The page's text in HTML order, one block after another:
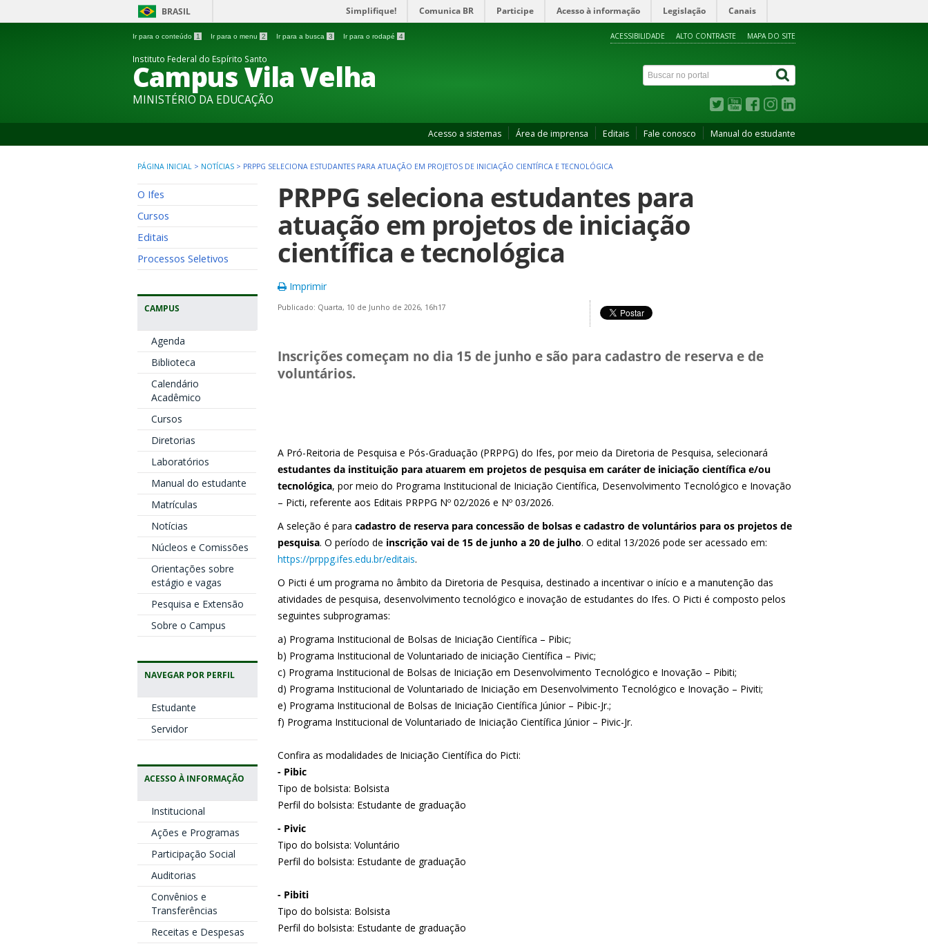
BRASIL Simplifique! Comunica BR Participe Acesso à informação Legislação Canais
Ir para o conteúdo 1 Ir para o menu 2 Ir para a busca 3 Ir para o rodapé 4 ACESSIBILIDADE ALTO CONTRASTE MAPA DO SITE
Instituto Federal do Espírito Santo
Campus Vila Velha
MINISTÉRIO DA EDUCAÇÃO
Acesso a sistemas Área de imprensa Editais Fale conosco Manual do estudante
PÁGINA INICIAL > NOTÍCIAS > PRPPG SELECIONA ESTUDANTES PARA ATUAÇÃO EM PROJETOS DE INICIAÇÃO CIENTÍFICA E TECNOLÓGICA
O Ifes
Cursos
Editais
Processos Seletivos
CAMPUS
Agenda
Biblioteca
Calendário
Acadêmico
Cursos
Diretorias
Laboratórios
Manual do estudante
Matrículas
Notícias
Núcleos e Comissões
Orientações sobre
estágio e vagas
Pesquisa e Extensão
Sobre o Campus
NAVEGAR POR PERFIL
Estudante
Servidor
ACESSO À INFORMAÇÃO
Institucional
Ações e Programas
Participação Social
Auditorias
Convênios e
Transferências
Receitas e Despesas
PRPPG seleciona estudantes para
atuação em projetos de iniciação
científica e tecnológica
Imprimir
Publicado: Quarta, 10 de Junho de 2026, 16h17
Inscrições começam no dia 15 de junho e são para cadastro de reserva e de
voluntários.
A Pró-Reitoria de Pesquisa e Pós-Graduação (PRPPG) do Ifes, por meio da Diretoria de Pesquisa, selecionará
estudantes da instituição para atuarem em projetos de pesquisa em caráter de iniciação científica e/ou
tecnológica, por meio do Programa Institucional de Iniciação Científica, Desenvolvimento Tecnológico e Inovação
– Picti, referente aos Editais PRPPG Nº 02/2026 e Nº 03/2026.
A seleção é para cadastro de reserva para concessão de bolsas e cadastro de voluntários para os projetos de
pesquisa. O período de inscrição vai de 15 de junho a 20 de julho. O edital 13/2026 pode ser acessado em:
https://prppg.ifes.edu.br/editais.
O Picti é um programa no âmbito da Diretoria de Pesquisa, destinado a incentivar o início e a manutenção das
atividades de pesquisa, desenvolvimento tecnológico e inovação de estudantes do Ifes. O Picti é composto pelos
seguintes subprogramas:
a) Programa Institucional de Bolsas de Iniciação Científica – Pibic;
b) Programa Institucional de Voluntariado de iniciação Científica – Pivic;
c) Programa Institucional de Bolsas de Iniciação em Desenvolvimento Tecnológico e Inovação – Pibiti;
d) Programa Institucional de Voluntariado de Iniciação em Desenvolvimento Tecnológico e Inovação – Piviti;
e) Programa Institucional de Bolsas de Iniciação Científica Júnior – Pibic-Jr.;
f) Programa Institucional de Voluntariado de Iniciação Científica Júnior – Pivic-Jr.
Confira as modalidades de Iniciação Científica do Picti:
- Pibic
Tipo de bolsista: Bolsista
Perfil do bolsista: Estudante de graduação
- Pivic
Tipo do bolsista: Voluntário
Perfil do bolsista: Estudante de graduação
- Pibiti
Tipo do bolsista: Bolsista
Perfil do bolsista: Estudante de graduação